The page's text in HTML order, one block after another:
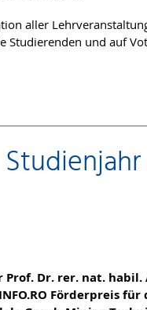
aller
und auf
Dr. rer. nat. habil.
Förderpreis